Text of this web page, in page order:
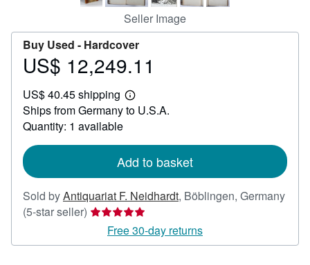
Seller Image
Buy Used - Hardcover
Price
12,249.11
US$ 12,249.11
US$ 40.45 shipping
Learn
more
Ships from Germany to U.S.A.
Quantity: 1 available
Add to basket
Sold byAntiquariat F. Neidhardt, Böblingen, Germany
(5-star seller) Seller
rating
5
Free 30-day returns